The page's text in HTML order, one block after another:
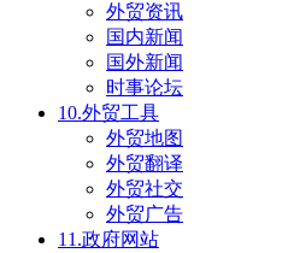
外贸资讯
国内新闻
国外新闻
时事论坛
10.外贸工具
外贸地图
外贸翻译
外贸社交
外贸广告
11.政府网站